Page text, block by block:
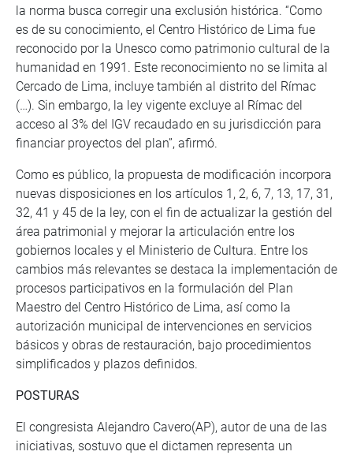
la norma busca corregir una exclusión histórica. “Como
es de su conocimiento, el Centro Histórico de Lima fue
reconocido por la Unesco como patrimonio cultural de la
humanidad en 1991. Este reconocimiento no se limita al
Cercado de Lima, incluye también al distrito del Rímac
(…). Sin embargo, la ley vigente excluye al Rímac del
acceso al 3% del IGV recaudado en su jurisdicción para
financiar proyectos del plan”, afirmó.
Como es público, la propuesta de modificación incorpora
nuevas disposiciones en los artículos 1, 2, 6, 7, 13, 17, 31,
32, 41 y 45 de la ley, con el fin de actualizar la gestión del
área patrimonial y mejorar la articulación entre los
gobiernos locales y el Ministerio de Cultura. Entre los
cambios más relevantes se destaca la implementación de
procesos participativos en la formulación del Plan
Maestro del Centro Histórico de Lima, así como la
autorización municipal de intervenciones en servicios
básicos y obras de restauración, bajo procedimientos
simplificados y plazos definidos.
POSTURAS
El congresista Alejandro Cavero(AP), autor de una de las
iniciativas, sostuvo que el dictamen representa un